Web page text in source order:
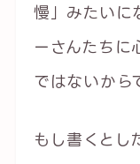
慢」みたいに
ーさんたちに
ではないから
もし書くとし